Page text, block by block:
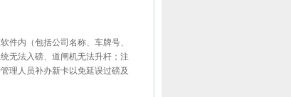
件内（包括公司名称、车牌号、
无法入磅、道闸机无法升杆；注
理人员补办新卡以免延误过磅及